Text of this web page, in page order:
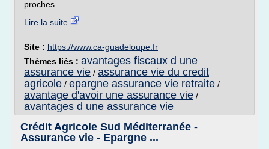
proches...
Lire la suite
Site : https://www.ca-guadeloupe.fr
Thèmes liés : avantages fiscaux d une
assurance vie / assurance vie du credit
agricole / epargne assurance vie retraite /
avantage d'avoir une assurance vie /
avantages d une assurance vie
Crédit Agricole Sud Méditerranée -
Assurance vie - Epargne ...